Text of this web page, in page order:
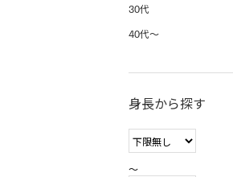
30代
40代〜
身長から探す
〜